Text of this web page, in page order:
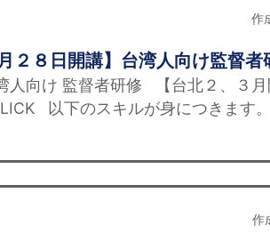
作
２８日開講】台湾人向け監督者
人向け 監督者研修 【台北２、３
以下のスキルが身につきます
作